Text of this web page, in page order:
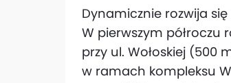
Dynamicznie rozwija
W pierwszym półroczu
przy ul. Wołoskiej (500
w ramach kompleksu